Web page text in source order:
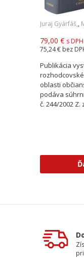
Juraj Gyárfáš,,
79,00 € s DPH
75,24 € bez
Publikácia
oblasti
podáva
č. 244/2002 Z.